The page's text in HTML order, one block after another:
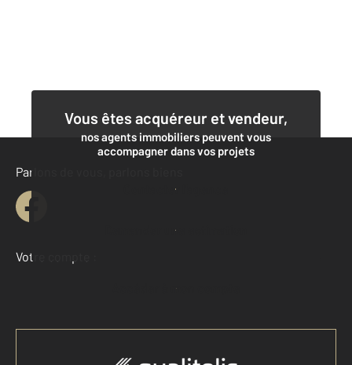
Vous êtes acquéreur et vendeur,
nos agents immobiliers peuvent vous
accompagner dans vos projets
Contacter l'agence
Demander une estimation
Parlons de vous, parlons biens
Votre compte :
Accéder à mon compte